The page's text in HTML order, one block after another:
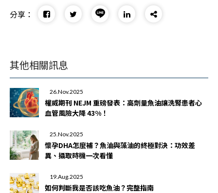
分享：
其他相關訊息
26.Nov.2025
權威期刊 NEJM 重磅發表：高劑量魚油讓洗腎患者心
血管風險大降 43%！
25.Nov.2025
懷孕DHA怎麼補？魚油與藻油的終極對決：功效差
異、攝取時機一次看懂
19.Aug.2025
如何判斷我是否該吃魚油？完整指南